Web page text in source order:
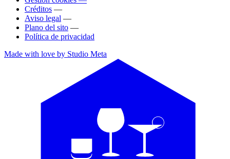
Créditos —
Aviso legal —
Plano del sito —
Política de privacidad
Made with love by Studio Meta